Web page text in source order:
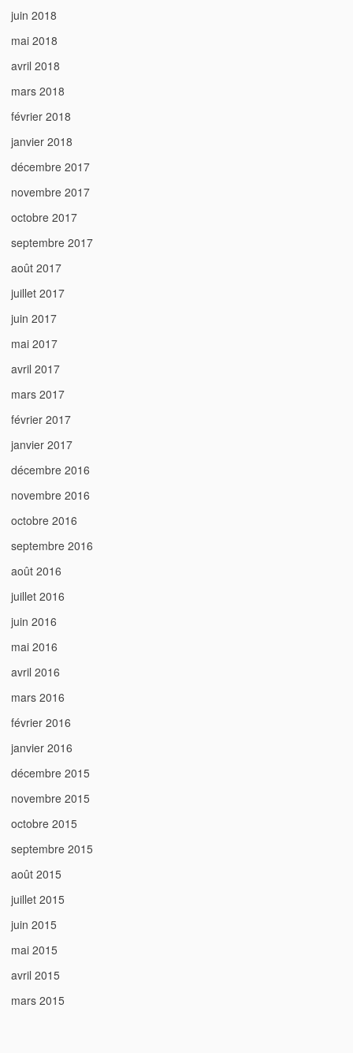
juin 2018
mai 2018
avril 2018
mars 2018
février 2018
janvier 2018
décembre 2017
novembre 2017
octobre 2017
septembre 2017
août 2017
juillet 2017
juin 2017
mai 2017
avril 2017
mars 2017
février 2017
janvier 2017
décembre 2016
novembre 2016
octobre 2016
septembre 2016
août 2016
juillet 2016
juin 2016
mai 2016
avril 2016
mars 2016
février 2016
janvier 2016
décembre 2015
novembre 2015
octobre 2015
septembre 2015
août 2015
juillet 2015
juin 2015
mai 2015
avril 2015
mars 2015